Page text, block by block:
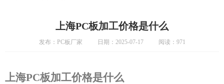
上海PC板加工价格是什么
发布：PC板厂家 日期：2025-07-17 阅读：971
上海PC板加工价格是什么